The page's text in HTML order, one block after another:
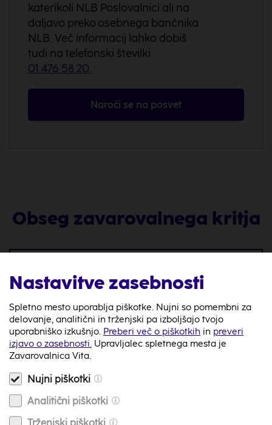
katerikoli NLB Poslovalnici ali na
daljavo preko osebnega bančnika
NLB. Več informacij lahko dobiš
tudi na telefonski številki
01 476 58 20.
Naroči se na posvet
Obseg zavarovalnega kritja
Zaščita
Smrt
Popolna nezmožnost za delo / popolna
telesna okvara zaradi poškodbe
Obolelost za rakom
Zavarovalna vsota
Pristopna starost
Nastavitve zasebnosti
Spletno mesto uporablja piškotke. Nujni so pomembni za
delovanje, analitični in trženjski pa izboljšajo tvojo
uporabniško izkušnjo. Preberi več o piškotkih in preveri
izjavo o zasebnosti. Upravljalec spletnega mesta je
Zavarovalnica Vita.
Nujni piškotki
Analitični piškotki